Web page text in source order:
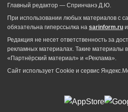
Главный редактор — Спринчанэ Д.Ю.
При использовании любых материалов с
обязательна гиперссылка на sarinform.ru
Редакция не несет ответственность за
рекламных материалах. Такие материалы
«Партнёрский материал» и «Реклама».
Сайт использует Cookie и сервиc